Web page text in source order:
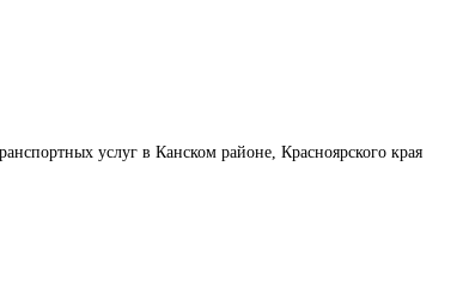
услуг в Канском районе, Красноярского края